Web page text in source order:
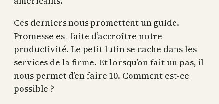
Ces derniers nous promettent un guide.
Promesse est faite d’accroître notre
productivité. Le petit lutin se cache dans les
services de la firme. Et lorsqu’on fait un pas, il
nous permet d’en faire 10. Comment est-ce
possible ?